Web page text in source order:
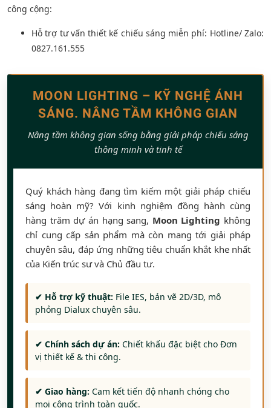
công cộng:
Hỗ trợ tư vấn thiết kế chiếu sáng miễn phí: Hotline/ Zalo:
0827.161.555
MOON LIGHTING – KỸ NGHỆ ÁNH
SÁNG. NÂNG TẦM KHÔNG GIAN
Nâng tầm không gian sống bằng giải pháp chiếu sáng
thông minh và tinh tế
Quý khách hàng đang tìm kiếm một giải pháp chiếu
sáng hoàn mỹ? Với kinh nghiệm đồng hành cùng
hàng trăm dự án hạng sang, Moon Lighting không
chỉ cung cấp sản phẩm mà còn mang tới giải pháp
chuyên sâu, đáp ứng những tiêu chuẩn khắt khe nhất
của Kiến trúc sư và Chủ đầu tư.
✔ Hỗ trợ kỹ thuật: File IES, bản vẽ 2D/3D, mô
phỏng Dialux chuyên sâu.
✔ Chính sách dự án: Chiết khấu đặc biệt cho Đơn
vị thiết kế & thi công.
✔ Giao hàng: Cam kết tiến độ nhanh chóng cho
mọi công trình toàn quốc.